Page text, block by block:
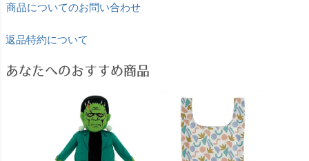
商品についてのお問い合わせ
返品特約について
あなたへのおすすめ商品